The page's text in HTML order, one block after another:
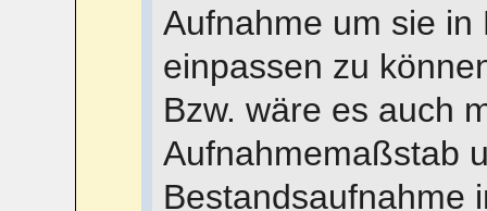
Aufnahme um sie
einpassen zu
Bzw. wäre es auch
Aufnahmemaßstab
Bestandsaufnahme